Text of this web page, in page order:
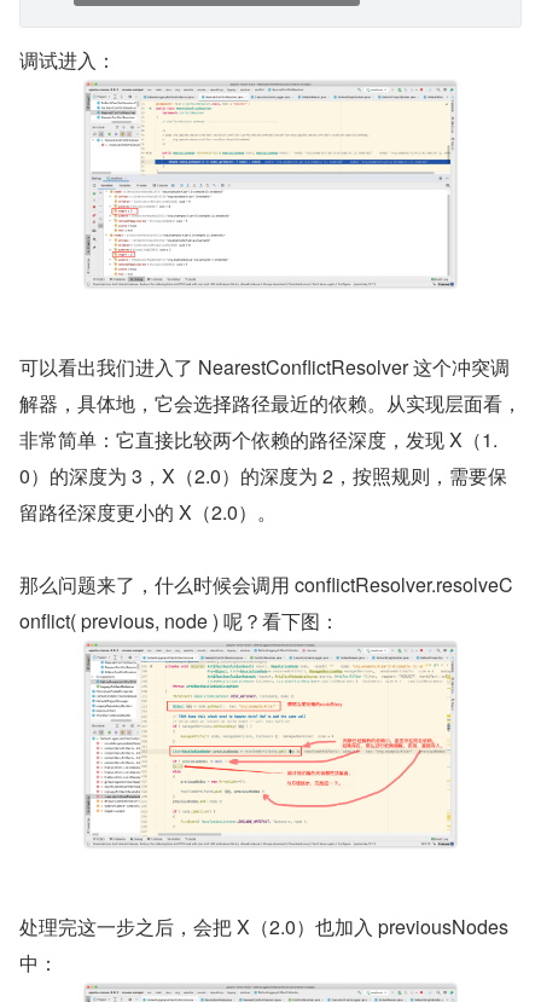
调试进入：
可以看出我们进入了 NearestConflictResolver 这个冲突调
解器，具体地，它会选择路径最近的依赖。从实现层面看，
非常简单：它直接比较两个依赖的路径深度，发现 X（1.
0）的深度为 3，X（2.0）的深度为 2，按照规则，需要保
留路径深度更小的 X（2.0）。
那么问题来了，什么时候会调用 conflictResolver.resolveC
onflict( previous, node ) 呢？看下图：
处理完这一步之后，会把 X（2.0）也加入 previousNodes
中：